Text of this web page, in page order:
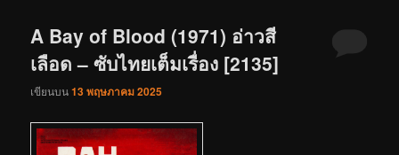
A Bay of Blood (1971) อ่าวสี
เลือด – ซับไทยเต็มเรื่อง [2135]
เขียนบน13 พฤษภาคม 2025